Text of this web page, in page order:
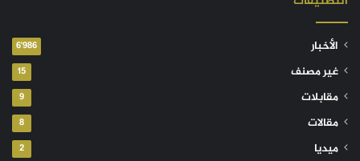
الأخبار 6٬986
غير مصنف 15
مقابلات 9
مقالات 8
ميديا 2